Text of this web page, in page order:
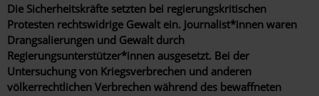
Die Sicherheitskräfte setzten bei regierungskritischen
Protesten rechtswidrige Gewalt ein. Journalist*innen waren
Drangsalierungen und Gewalt durch
Regierungsunterstützer*innen ausgesetzt. Bei der
Untersuchung von Kriegsverbrechen und anderen
völkerrechtlichen Verbrechen während des bewaffneten